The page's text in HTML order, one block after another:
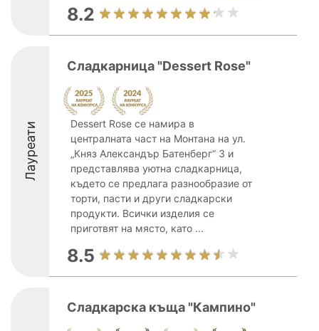
8.2
Лауреати
Сладкарница "Dessert Rose"
Dessert Rose се намира в
централната част на Монтана на ул.
„Княз Александър Батенберг“ 3 и
представлява уютна сладкарница,
където се предлага разнообразие от
торти, пасти и други сладкарски
продукти. Всички изделия се
приготвят на място, като ...
8.5
Сладкарска къща "Кампино"